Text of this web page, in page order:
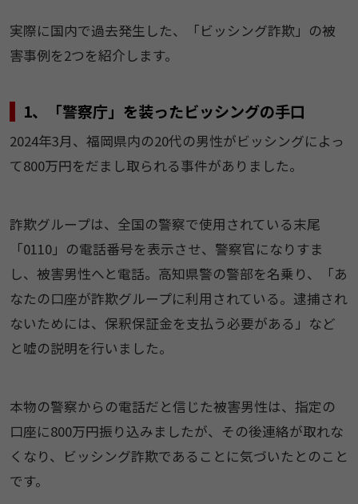
実際に国内で過去発生した、「ビッシング詐欺」の被
害事例を2つを紹介します。
1、「警察庁」を装ったビッシングの手口
2024年3月、福岡県内の20代の男性がビッシングによっ
て800万円をだまし取られる事件がありました。
詐欺グループは、全国の警察で使用されている末尾
「0110」の電話番号を表示させ、警察官になりすま
し、被害男性へと電話。高知県警の警部を名乗り、「あ
なたの口座が詐欺グループに利用されている。逮捕され
ないためには、保釈保証金を支払う必要がある」など
と嘘の説明を行いました。
本物の警察からの電話だと信じた被害男性は、指定の
口座に800万円振り込みましたが、その後連絡が取れな
くなり、ビッシング詐欺であることに気づいたとのこと
です。